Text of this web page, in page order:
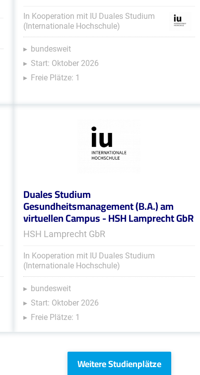
In Kooperation mit IU Duales Studium
(Internationale Hochschule)
bundesweit
Start: Oktober 2026
Freie Plätze: 1
Duales Studium
Gesundheitsmanagement (B.A.) am
virtuellen Campus - HSH Lamprecht GbR
HSH Lamprecht GbR
In Kooperation mit IU Duales Studium
(Internationale Hochschule)
bundesweit
Start: Oktober 2026
Freie Plätze: 1
Weitere Studienplätze